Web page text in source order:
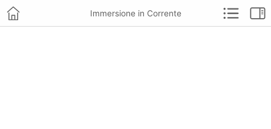
Immersione in Corrente